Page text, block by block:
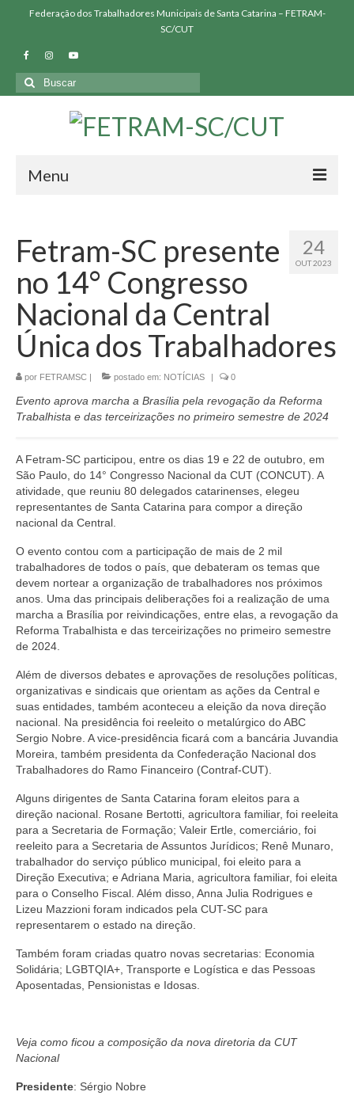
Federação dos Trabalhadores Municipais de Santa Catarina – FETRAM-
SC/CUT
Buscar
por:
Menu
SINDICATOS FILIADOS
NOSSAS LUTAS
BIBLIOTECA
PRESSÃO FETRAM
CONTATO
24
OUT 2023
Fetram-SC presente
no 14° Congresso
Nacional da Central
Única dos Trabalhadores
por FETRAMSC | postado em: NOTÍCIAS | 0
Evento aprova marcha a Brasília pela revogação da Reforma
Trabalhista e das terceirizações no primeiro semestre de 2024
A Fetram-SC participou, entre os dias 19 e 22 de outubro, em
São Paulo, do 14° Congresso Nacional da CUT (CONCUT). A
atividade, que reuniu 80 delegados catarinenses, elegeu
representantes de Santa Catarina para compor a direção
nacional da Central.
O evento contou com a participação de mais de 2 mil
trabalhadores de todos o país, que debateram os temas que
devem nortear a organização de trabalhadores nos próximos
anos. Uma das principais deliberações foi a realização de uma
marcha a Brasília por reivindicações, entre elas, a revogação da
Reforma Trabalhista e das terceirizações no primeiro semestre
de 2024.
Além de diversos debates e aprovações de resoluções políticas,
organizativas e sindicais que orientam as ações da Central e
suas entidades, também aconteceu a eleição da nova direção
nacional. Na presidência foi reeleito o metalúrgico do ABC
Sergio Nobre. A vice-presidência ficará com a bancária Juvandia
Moreira, também presidenta da Confederação Nacional dos
Trabalhadores do Ramo Financeiro (Contraf-CUT).
Alguns dirigentes de Santa Catarina foram eleitos para a
direção nacional. Rosane Bertotti, agricultora familiar, foi reeleita
para a Secretaria de Formação; Valeir Ertle, comerciário, foi
reeleito para a Secretaria de Assuntos Jurídicos; Renê Munaro,
trabalhador do serviço público municipal, foi eleito para a
Direção Executiva; e Adriana Maria, agricultora familiar, foi eleita
para o Conselho Fiscal. Além disso, Anna Julia Rodrigues e
Lizeu Mazzioni foram indicados pela CUT-SC para
representarem o estado na direção.
Também foram criadas quatro novas secretarias: Economia
Solidária; LGBTQIA+, Transporte e Logística e das Pessoas
Aposentadas, Pensionistas e Idosas.
Veja como ficou a composição da nova diretoria da CUT
Nacional
Presidente: Sérgio Nobre